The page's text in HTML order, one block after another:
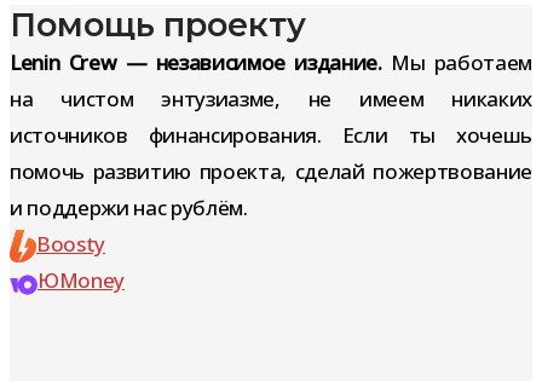
Помощь проекту
Lenin Crew — независимое издание.Мы работаем
на чистом энтузиазме, не имеем никаких
источников финансирования. Если ты хочешь
помочь развитию проекта, сделай пожертвование
и поддержи нас рублём.
Boosty
ЮMoney